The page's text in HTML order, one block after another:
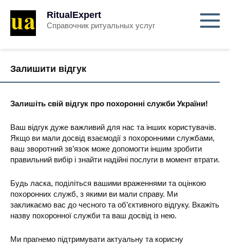
RitualExpert
Справочник ритуальных услуг
Залишити відгук
Залишіть свій відгук про похоронні служби України!
Ваш відгук дуже важливий для нас та інших користувачів.
Якщо ви мали досвід взаємодії з похоронними службами,
ваш зворотний зв’язок може допомогти іншим зробити
правильний вибір і знайти надійні послуги в момент втрати.
Будь ласка, поділіться вашими враженнями та оцінкою
похоронних служб, з якими ви мали справу. Ми
закликаємо вас до чесного та об’єктивного відгуку. Вкажіть
назву похоронної служби та ваш досвід із нею.
Ми прагнемо підтримувати актуальну та корисну